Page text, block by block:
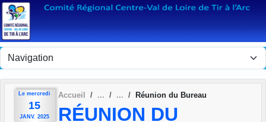
Le mercredi
15
JANV. 2025
Accueil Réunion du Bureau
RÉUNION DU
Panneau de gestion des cookies